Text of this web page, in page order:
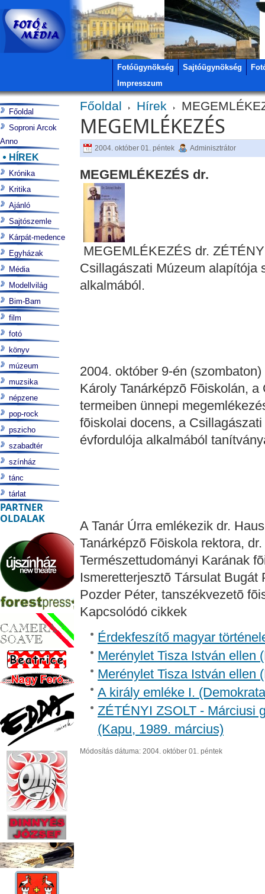
Fotóügynökség Sajtóügynökség
Impresszum
Főoldal Hírek
MEGEMLÉKEZÉS
2004. október 01. péntek Adminisztrátor
MEGEMLÉKEZÉS dr.
MEGEMLÉKEZÉS dr.
Csillagászati Múzeum alapítója
alkalmából.
2004. október 9-én
Károly Tanárképzõ Fõiskolán,
termeiben ünnepi
fõiskolai docens, a
évfordulója alkalmából
A Tanár Úrra emlékezik dr.
Tanárképzõ Fõiskola rektora,
Természettudományi Karának
Ismeretterjesztõ Társulat
Pozder Péter, tanszékvezetõ
Kapcsolódó cikkek
Érdekfeszítő magyar
Merénylet Tisza István ellen
Merénylet Tisza István ellen
A király emléke I.
ZÉTÉNYI ZSOLT - Márciusi
(Kapu, 1989. március)
Módosítás dátuma: 2004. október 01. péntek
Főoldal
Soproni Arcok
Anno
HÍREK
Krónika
Kritika
Ajánló
Sajtószemle
Kárpát-medence
Egyházak
Média
Modellvilág
Bim-Bam
film
fotó
könyv
múzeum
muzsika
népzene
pop-rock
pszicho
szabadtér
színház
tánc
tárlat
PARTNER
OLDALAK